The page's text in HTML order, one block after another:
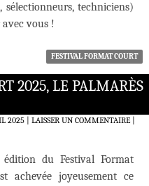
sélectionneurs, techniciens)
avec vous !
FESTIVAL FORMAT COURT
2025, LE PALMARÈS
2025 LAISSER UN COMMENTAIRE|
édition du Festival Format
achevée joyeusement ce